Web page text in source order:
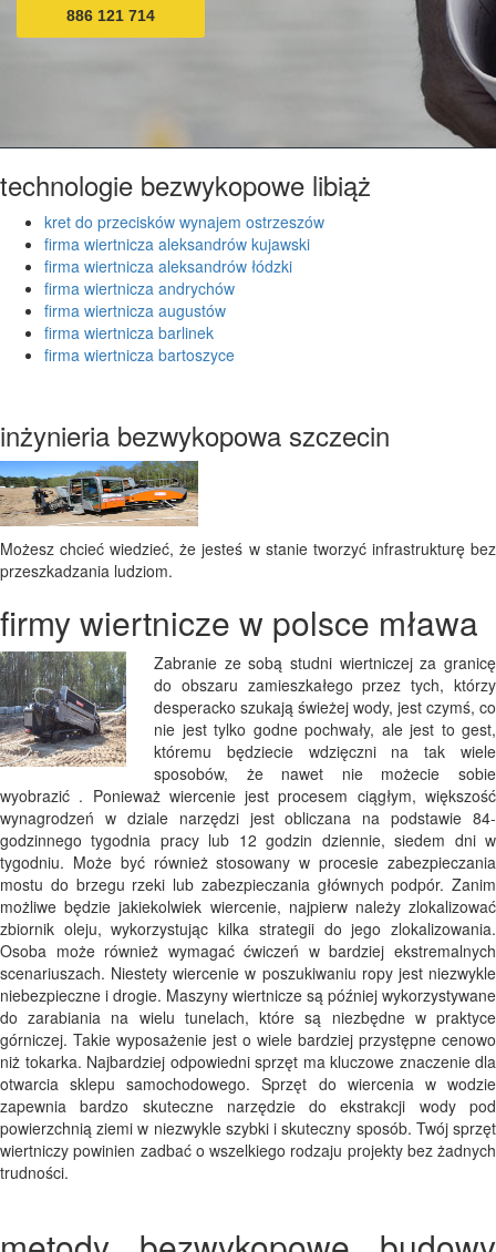
886 121 714
technologie bezwykopowe libiąż
kret do przecisków wynajem ostrzeszów
firma wiertnicza aleksandrów kujawski
firma wiertnicza aleksandrów łódzki
firma wiertnicza andrychów
firma wiertnicza augustów
firma wiertnicza barlinek
firma wiertnicza bartoszyce
inżynieria bezwykopowa szczecin
Możesz chcieć wiedzieć, że jesteś w stanie tworzyć infrastrukturę bez
przeszkadzania ludziom.
firmy wiertnicze w polsce mława
Zabranie ze sobą studni wiertniczej za granicę
do obszaru zamieszkałego przez tych, którzy
desperacko szukają świeżej wody, jest czymś, co
nie jest tylko godne pochwały, ale jest to gest,
któremu będziecie wdzięczni na tak wiele
sposobów, że nawet nie możecie sobie
wyobrazić . Ponieważ wiercenie jest procesem ciągłym, większość
wynagrodzeń w dziale narzędzi jest obliczana na podstawie 84-
godzinnego tygodnia pracy lub 12 godzin dziennie, siedem dni w
tygodniu. Może być również stosowany w procesie zabezpieczania
mostu do brzegu rzeki lub zabezpieczania głównych podpór. Zanim
możliwe będzie jakiekolwiek wiercenie, najpierw należy zlokalizować
zbiornik oleju, wykorzystując kilka strategii do jego zlokalizowania.
Osoba może również wymagać ćwiczeń w bardziej ekstremalnych
scenariuszach. Niestety wiercenie w poszukiwaniu ropy jest niezwykle
niebezpieczne i drogie. Maszyny wiertnicze są później wykorzystywane
do zarabiania na wielu tunelach, które są niezbędne w praktyce
górniczej. Takie wyposażenie jest o wiele bardziej przystępne cenowo
niż tokarka. Najbardziej odpowiedni sprzęt ma kluczowe znaczenie dla
otwarcia sklepu samochodowego. Sprzęt do wiercenia w wodzie
zapewnia bardzo skuteczne narzędzie do ekstrakcji wody pod
powierzchnią ziemi w niezwykle szybki i skuteczny sposób. Twój sprzęt
wiertniczy powinien zadbać o wszelkiego rodzaju projekty bez żadnych
trudności.